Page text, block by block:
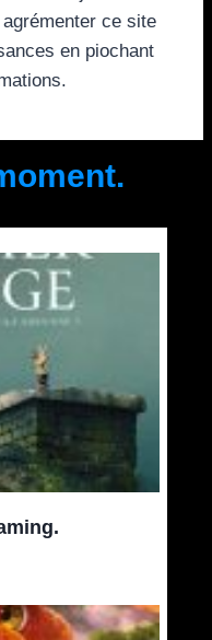
ce site
en piochant